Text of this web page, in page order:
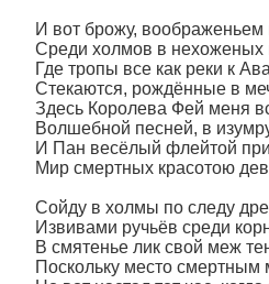
И вот брожу, воображеньем
Среди холмов в нехоженых
Где тропы все как реки к
Стекаются, рождённые в
Здесь Королева Фей меня
Волшебной песней, в
И Пан весёлый флейтой
Мир смертных красотою
Сойду в холмы по следу
Извивами ручьёв среди
В смятенье лик свой меж
Поскольку место смертным